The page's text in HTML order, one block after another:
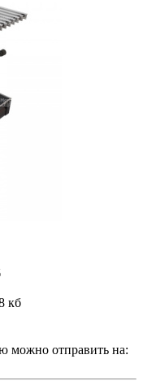
кб
можно отправить на: